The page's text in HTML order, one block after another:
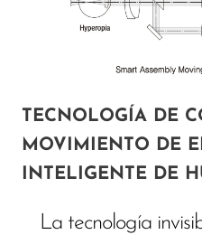
TECNOLOGÍA DE
MOVIMIENTO DE
INTELIGENTE DE
La tecnología